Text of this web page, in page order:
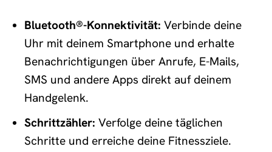
Bluetooth®-Konnektivität: Verbinde deine
Uhr mit deinem Smartphone und erhalte
Benachrichtigungen über Anrufe, E-Mails,
SMS und andere Apps direkt auf deinem
Handgelenk.
Schrittzähler: Verfolge deine täglichen
Schritte und erreiche deine Fitnessziele.